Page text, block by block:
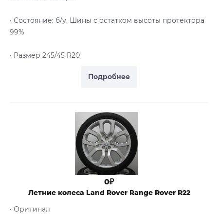
Подробнее
• Cостояние: б/у. Шины с остатком высоты протектора
99%
• Размер 245/45 R20
0₽
Летние колеса Land Rover Range Rover R22
• Оригинал